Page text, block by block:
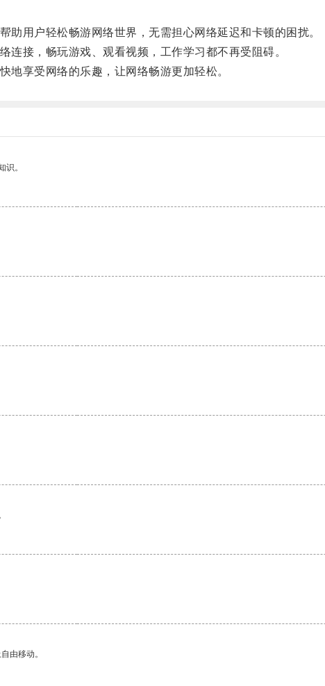
用户轻松畅游网络世界，无需担心网络延迟和卡顿的困扰。
接，畅玩游戏、观看视频，工作学习都不再受阻碍。
享受网络的乐趣，让网络畅游更加轻松。
。
由移动。